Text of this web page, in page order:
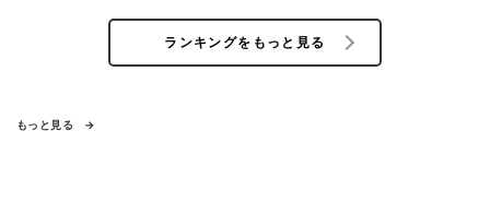
ランキングをもっと見る
もっと見る